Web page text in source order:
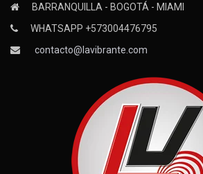
BARRANQUILLA - BOGOTÁ - MIAMI
WHATSAPP +573004476795
contacto@lavibrante.com